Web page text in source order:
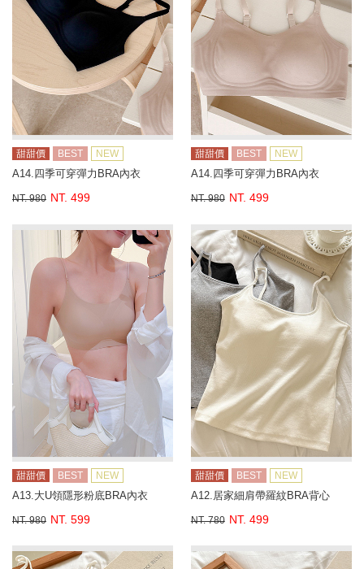
甜甜價 BEST NEW
A14.四季可穿彈力BRA內衣
NT. 980 NT. 499
甜甜價 BEST NEW
A14.四季可穿彈力BRA內衣
NT. 980 NT. 499
甜甜價 BEST NEW
A13.大U領隱形粉底BRA內衣
NT. 980 NT. 599
甜甜價 BEST NEW
A12.居家細肩帶羅紋BRA背心
NT. 780 NT. 499